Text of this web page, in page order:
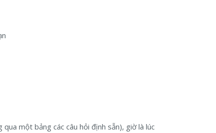
một bảng các câu hỏi định sẵn), giờ là lúc